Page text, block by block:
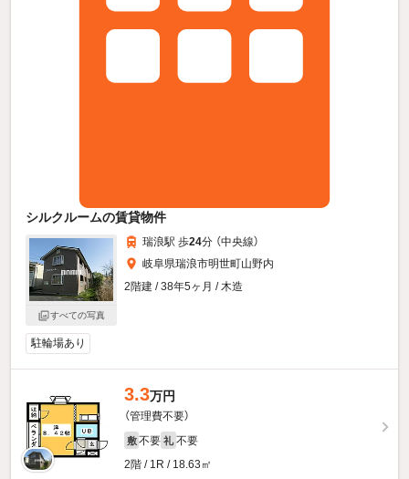
シルクルームの賃貸物件
すべての写真
瑞浪駅 歩24分 （中央線）
岐阜県瑞浪市明世町山野内
2階建 / 38年5ヶ月 / 木造
駐輪場あり
3.3万円
（管理費不要）
敷 不要 礼 不要
2階 / 1R / 18.63㎡